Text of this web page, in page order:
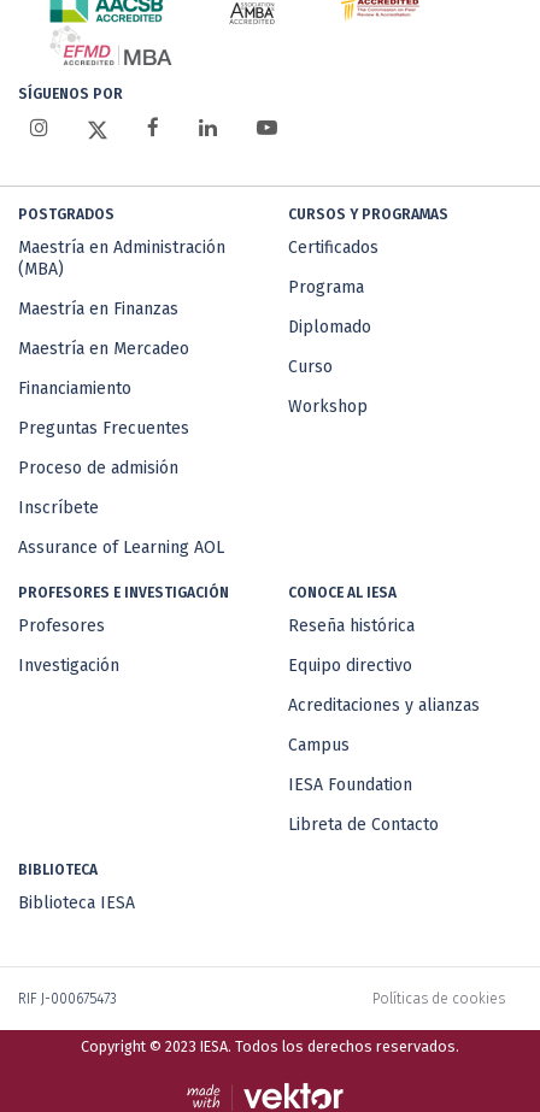
SÍGUENOS POR
POSTGRADOS
Maestría en Administración
(MBA)
Maestría en Finanzas
Maestría en Mercadeo
Financiamiento
Preguntas Frecuentes
Proceso de admisión
Inscríbete
Assurance of Learning AOL
CURSOS Y PROGRAMAS
Certificados
Programa
Diplomado
Curso
Workshop
PROFESORES E INVESTIGACIÓN
Profesores
Investigación
CONOCE AL IESA
Reseña histórica
Equipo directivo
Acreditaciones y alianzas
Campus
IESA Foundation
Libreta de Contacto
BIBLIOTECA
Biblioteca IESA
RIF J-000675473 Políticas de cookies
Copyright © 2023 IESA. Todos los derechos reservados.